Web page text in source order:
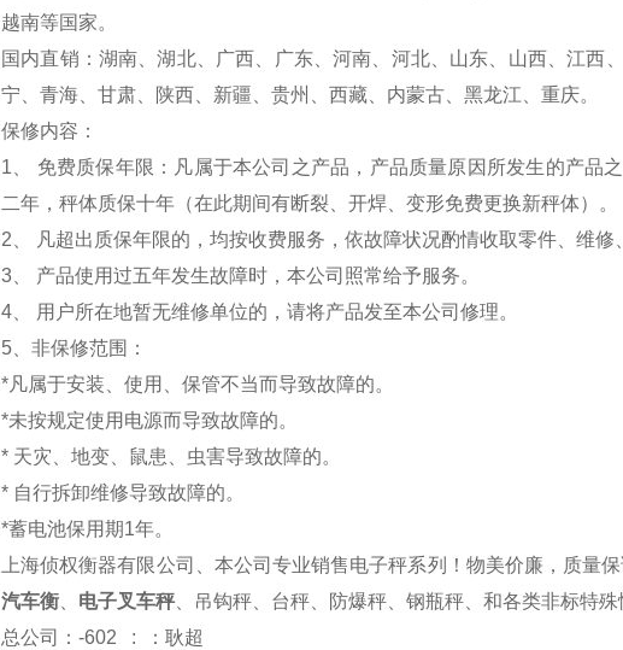
越南等国家。
国内直销：湖南、湖北、广西、广东、河南、河北、山东、山西、江西
宁、青海、甘肃、陕西、新疆、贵州、西藏、内蒙古、黑龙江、重庆。
保修内容：
1 、 免费质保年限：凡属于本公司之产品，产品质量原因所发生的产
二年，秤体质保十年（在此期间有断裂、开焊、变形免费更换新秤体）。
2、 凡超出质保年限的，均按收费服务，依故障状况酌情收取零件、维修
3、 产品使用过五年发生故障时，本公司照常给予服务。
4、 用户所在地暂无维修单位的，请将产品发至本公司修理。
5、非保修范围：
*凡属于安装、使用、保管不当而导致故障的。
*未按规定使用电源而导致故障的。
* 天灾、地变、鼠患、虫害导致故障的。
* 自行拆卸维修导致故障的。
*蓄电池保用期1年。
上海侦权衡器有限公司、本公司专业销售电子秤系列！物美价廉，质量
汽车衡
电子叉车秤、吊钩秤、台秤、防爆秤、钢瓶秤、和各类非标特殊
总公司
：-602 : ：耿超